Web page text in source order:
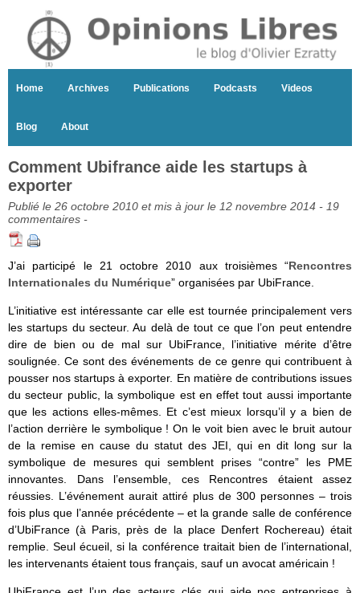
Home Archives Publications Podcasts Videos
Blog About
Comment Ubifrance aide les startups à
exporter
Publié le 26 octobre 2010 et mis à jour le 12 novembre 2014 - 19
commentaires -
J’ai participé le 21 octobre 2010 aux troisièmes “Rencontres
Internationales du Numérique” organisées par UbiFrance.
L’initiative est intéressante car elle est tournée principalement vers
les startups du secteur. Au delà de tout ce que l’on peut entendre
dire de bien ou de mal sur UbiFrance, l’initiative mérite d’être
soulignée. Ce sont des événements de ce genre qui contribuent à
pousser nos startups à exporter. En matière de contributions issues
du secteur public, la symbolique est en effet tout aussi importante
que les actions elles-mêmes. Et c’est mieux lorsqu’il y a bien de
l’action derrière le symbolique ! On le voit bien avec le bruit autour
de la remise en cause du statut des JEI, qui en dit long sur la
symbolique de mesures qui semblent prises “contre” les PME
innovantes. Dans l’ensemble, ces Rencontres étaient assez
réussies. L’événement aurait attiré plus de 300 personnes – trois
fois plus que l’année précédente – et la grande salle de conférence
d’UbiFrance (à Paris, près de la place Denfert Rochereau) était
remplie. Seul écueil, si la conférence traitait bien de l’international,
les intervenants étaient tous français, sauf un avocat américain !